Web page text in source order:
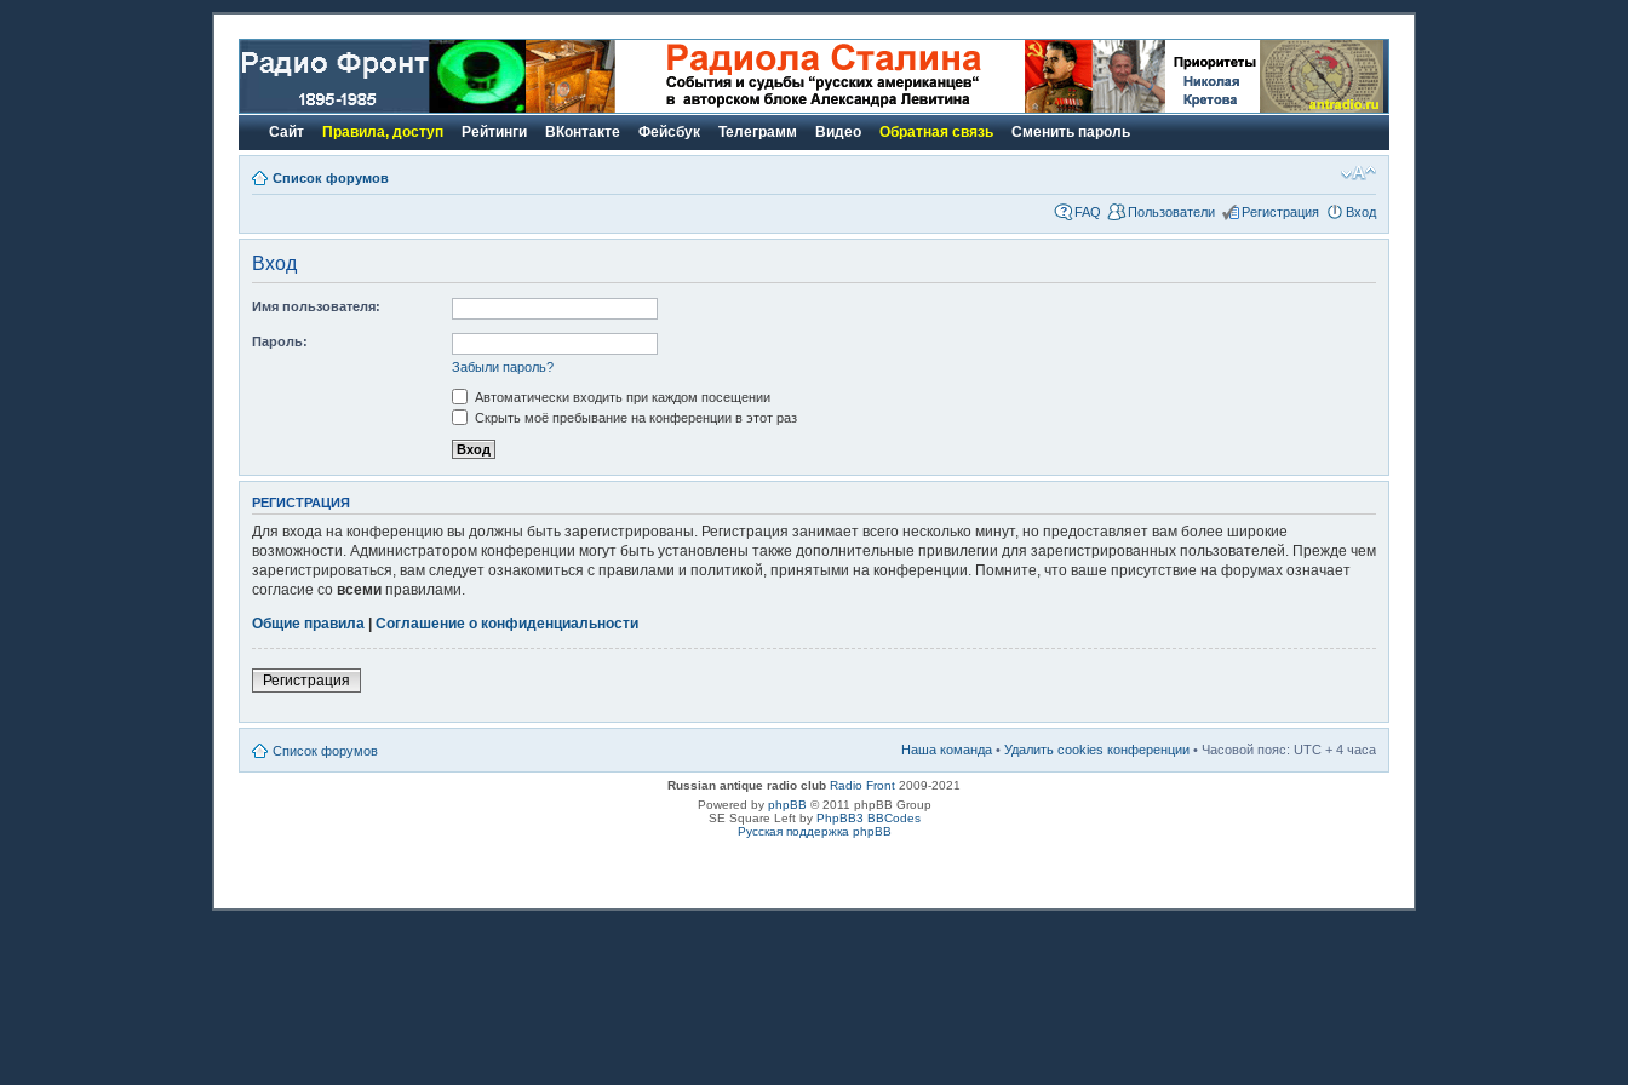
Сайт Правила, доступ Рейтинги ВКонтакте Фейсбук Телеграмм Видео Обратная связь Сменить пароль
Список форумов
FAQ Пользователи Регистрация Вход
Вход
Имя пользователя:
Пароль:
Забыли пароль?
Автоматически входить при каждом посещении
Скрыть моё пребывание на конференции в этот раз
РЕГИСТРАЦИЯ
Для входа на конференцию вы должны быть зарегистрированы. Регистрация занимает всего несколько минут, но предоставляет вам более широкие
возможности. Администратором конференции могут быть установлены также дополнительные привилегии для зарегистрированных пользователей. Прежде чем
зарегистрироваться, вам следует ознакомиться с правилами и политикой, принятыми на конференции. Помните, что ваше присутствие на форумах означает
согласие со всеми правилами.
Общие правила | Соглашение о конфиденциальности
Регистрация
Список форумов Наша команда • Удалить cookies конференции • Часовой пояс: UTC + 4 часа
Russian antique radio club Radio Front 2009-2021
Powered by phpBB © 2011 phpBB Group
SE Square Left by PhpBB3 BBCodes
Русская поддержка phpBB